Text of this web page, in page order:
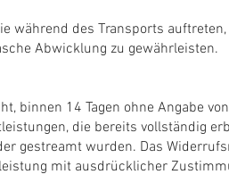
während des Transports
Abwicklung zu gewährleisten.
binnen 14 Tagen ohne Angabe
die bereits vollständig
gestreamt wurden. Das
mit ausdrücklicher